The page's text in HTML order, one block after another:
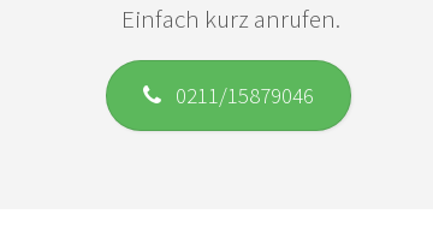
Einfach kurz anrufen.
0211/15879046